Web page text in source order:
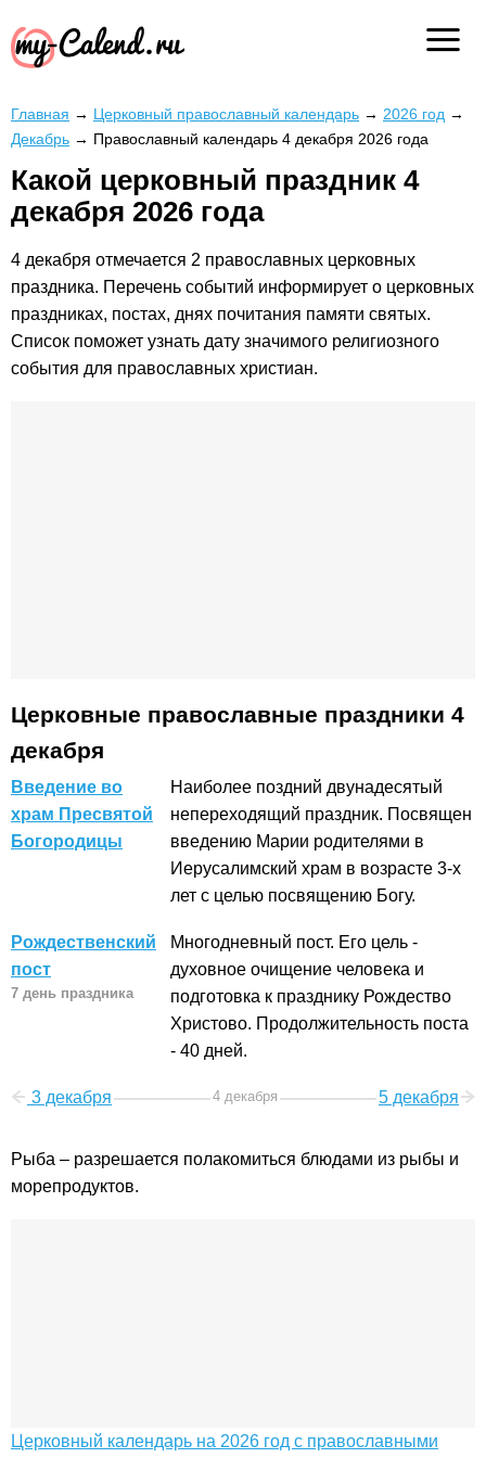
Главная → Церковный православный календарь → 2026 год →
Декабрь → Православный календарь 4 декабря 2026 года
Какой церковный праздник 4
декабря 2026 года
4 декабря отмечается 2 православных церковных
праздника. Перечень событий информирует о церковных
праздниках, постах, днях почитания памяти святых.
Список поможет узнать дату значимого религиозного
события для православных христиан.
Церковные православные праздники 4
декабря
Введение во
храм Пресвятой
Богородицы
Наиболее поздний двунадесятый
непереходящий праздник. Посвящен
введению Марии родителями в
Иерусалимский храм в возрасте 3-х
лет с целью посвящению Богу.
Рождественский
пост
7 день праздника
Многодневный пост. Его цель -
духовное очищение человека и
подготовка к празднику Рождество
Христово. Продолжительность поста
- 40 дней.
3 декабря 4 декабря 5 декабря
Рыба – разрешается полакомиться блюдами из рыбы и
морепродуктов.
Церковный календарь на 2026 год с православными